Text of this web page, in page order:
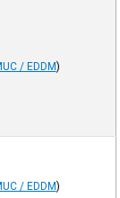
/ EDDM)
/ EDDM)